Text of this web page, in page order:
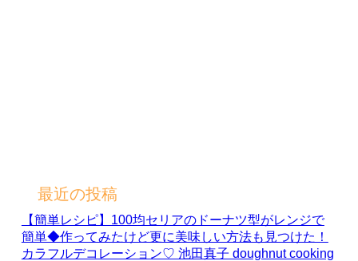
最近の投稿
【簡単レシピ】100均セリアのドーナツ型がレンジで
簡単◆作ってみたけど更に美味しい方法も見つけた！
カラフルデコレーション♡ 池田真子 doughnut cooking